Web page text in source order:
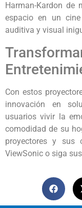
Harman-Kardon de
espacio en un
auditiva y visual
Con estos
innovación en
usuarios vivir la
comodidad de su
proyectores y sus
ViewSonic o siga